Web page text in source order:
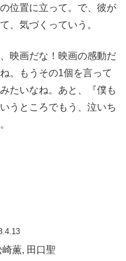
位置に立って。で、彼が
、気づくっていう。
映画だな！映画の感動だ
。もうその1個を言って
たいなね。あと、『僕も
うところでもう、泣いち
薫, 田口聖